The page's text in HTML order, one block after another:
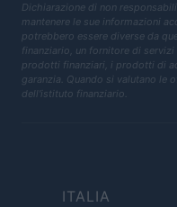
Dichiarazione di non
mantenere le sue informazioni
potrebbero essere diverse da
finanziario, un fornitore di
prodotti finanziari, i prodotti di
garanzia. Quando si valutano le
dell'istituto finanziario.
ITALIA